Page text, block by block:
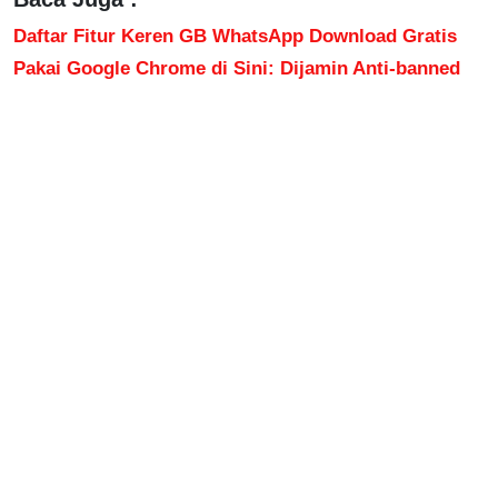
Daftar Fitur Keren GB WhatsApp Download Gratis
Pakai Google Chrome di Sini: Dijamin Anti-banned